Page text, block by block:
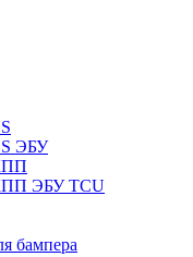
ЭБУ
ЭБУ TCU
бампера